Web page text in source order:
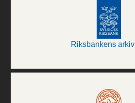
Riksbankens arkiv